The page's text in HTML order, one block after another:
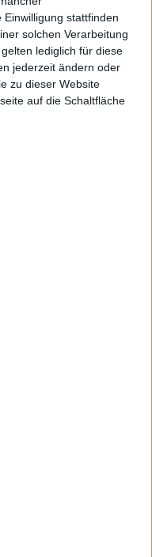
stattfinden
solchen Verarbeitung
lediglich für diese
jederzeit ändern oder
zu dieser Website
auf die Schaltfläche